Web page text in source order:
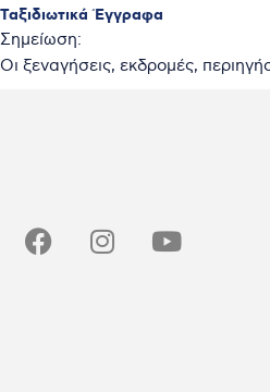
Ταξιδιωτικά Έγγραφα
Σημείωση:
Οι ξεναγήσεις, εκδρομές,